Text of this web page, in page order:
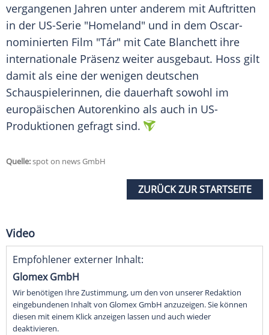
vergangenen Jahren unter anderem mit Auftritten
in der US-Serie "Homeland" und in dem Oscar-
nominierten Film "Tár" mit Cate Blanchett ihre
internationale Präsenz weiter ausgebaut. Hoss gilt
damit als eine der wenigen deutschen
Schauspielerinnen, die dauerhaft sowohl im
europäischen Autorenkino als auch in US-
Produktionen gefragt sind.
Quelle:spot on news GmbH
ZURÜCK ZUR STARTSEITE
Video
Empfohlener externer Inhalt:
Glomex GmbH
Wir benötigen Ihre Zustimmung, um den von unserer Redaktion
eingebundenen Inhalt von Glomex GmbH anzuzeigen. Sie können
diesen mit einem Klick anzeigen lassen und auch wieder
deaktivieren.